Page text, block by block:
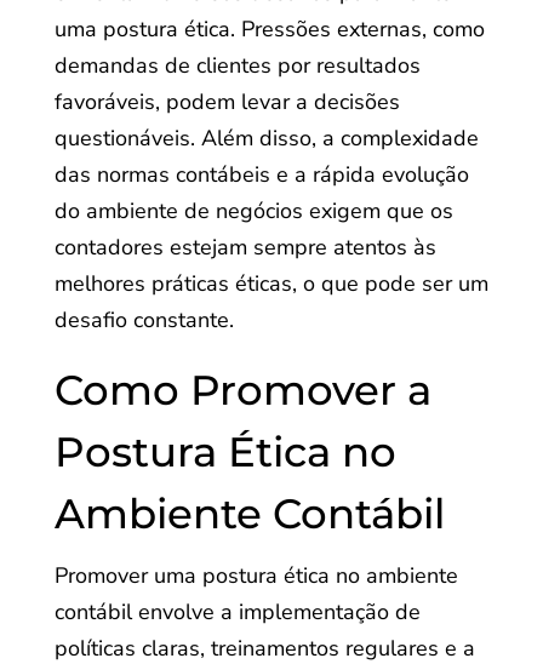
uma postura ética. Pressões externas, como
demandas de clientes por resultados
favoráveis, podem levar a decisões
questionáveis. Além disso, a complexidade
das normas contábeis e a rápida evolução
do ambiente de negócios exigem que os
contadores estejam sempre atentos às
melhores práticas éticas, o que pode ser um
desafio constante.
Como Promover a
Postura Ética no
Ambiente Contábil
Promover uma postura ética no ambiente
contábil envolve a implementação de
políticas claras, treinamentos regulares e a